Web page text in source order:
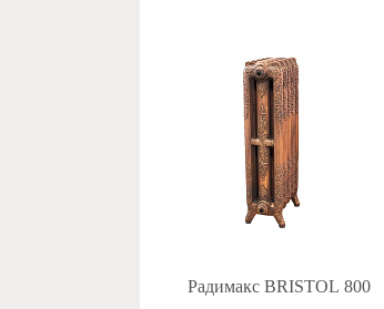
Радимакс BRISTOL 800